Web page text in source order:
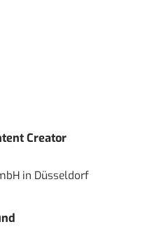
Creator
in Düsseldorf